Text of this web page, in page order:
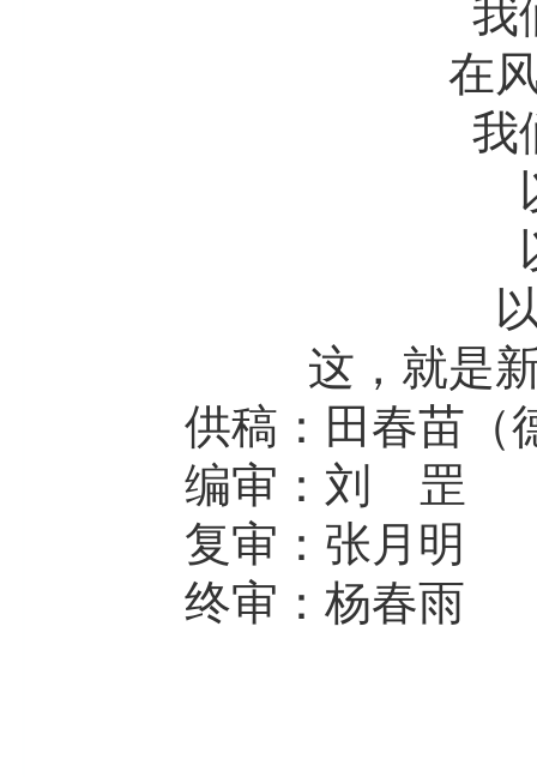
我们
在风
我们
以
以
以
这，就是新
供稿：田春苗（
编审：刘 罡
复审：张月明
终审：杨春雨